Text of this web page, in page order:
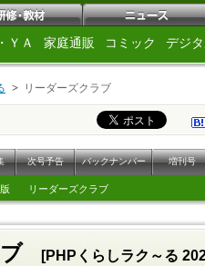
ＹＡ 家庭通販 コミック デジ
リーダーズクラブ
次号予告 バックナンバー 増刊号
リーダーズクラブ
ブ [PHPくらしラク～る